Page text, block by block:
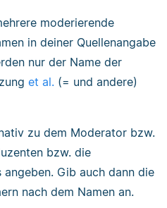
moderierende
in deiner Quellenangabe
nur der Name der
et al. (= und andere)
zu dem Moderator bzw.
bzw. die
Gib auch dann die
nach dem Namen an.